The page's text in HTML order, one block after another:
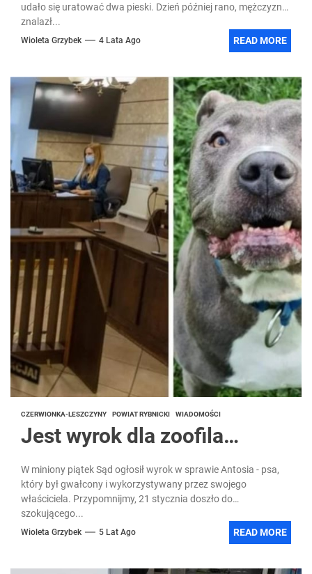
udało się uratować dwa pieski. Dzień później rano, mężczyzna
znalazł...
Wioleta Grzybek 4 Lata Ago READ MORE
CZERWIONKA-LESZCZYNY POWIAT RYBNICKI WIADOMOŚCI
Jest wyrok dla zoofila…
W miniony piątek Sąd ogłosił wyrok w sprawie Antosia - psa,
który był gwałcony i wykorzystywany przez swojego
właściciela. Przypomnijmy, 21 stycznia doszło do
szokującego...
Wioleta Grzybek 5 Lat Ago READ MORE